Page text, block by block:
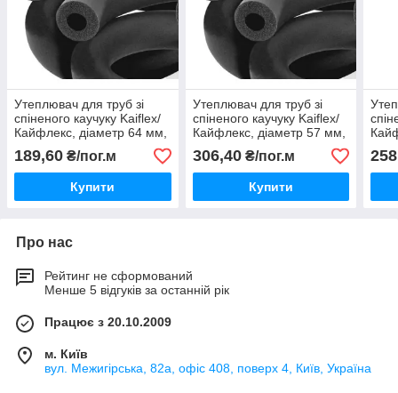
Утеплювач для труб зі
спіненого каучуку Kaiflex/
Кайфлекс, діаметр 64 мм,
товщина 13 мм.
189,60 ₴/пог.м
Купити
Утеплювач для труб зі
спіненого каучуку Kaiflex/
Кайфлекс, діаметр 57 мм,
товщина 19 мм.
306,40₴/пог.м
Купити
Про нас
Рейтинг не сформований
Менше 5 відгуків за останній рік
Працює з 20.10.2009
м. Київ
вул. Межигірська, 82а, офіс 408, поверх 4, Київ, Україна